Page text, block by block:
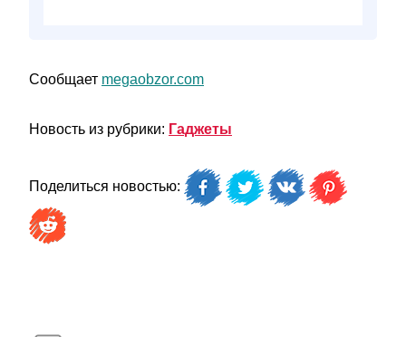
Сообщает megaobzor.com
Новость из рубрики: Гаджеты
Поделиться новостью: